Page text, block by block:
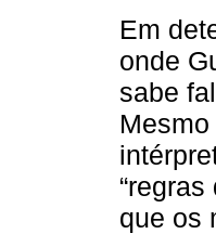
Em
onde
sabe
que os